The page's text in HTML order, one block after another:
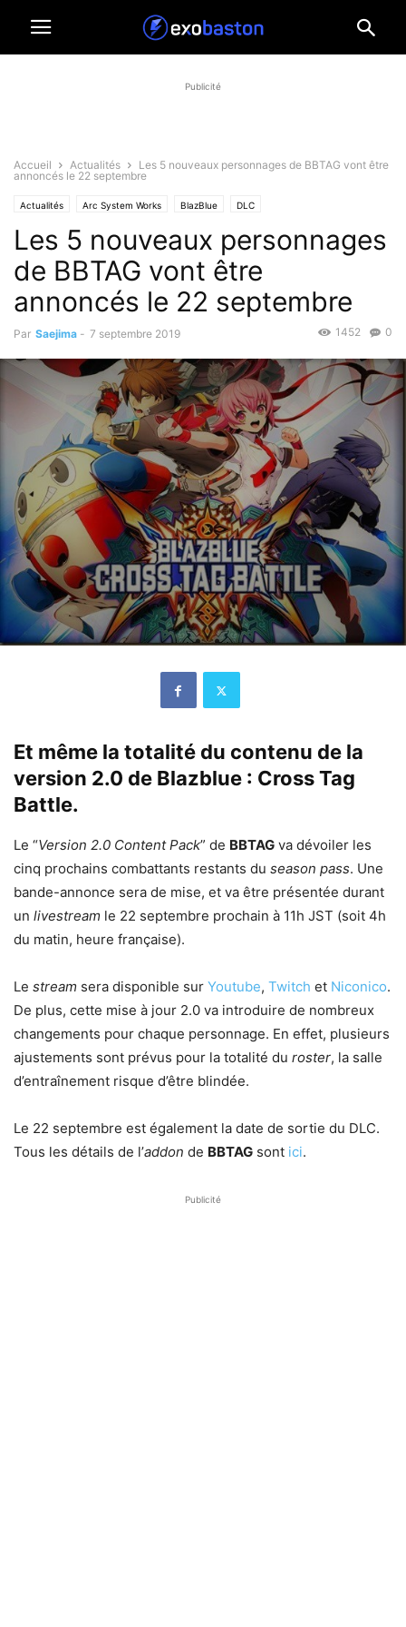
Publicité
Accueil Actualités
Les 5 nouveaux personnages de BBTAG vont être
annoncés le 22 septembre
Actualités Arc System Works BlazBlue DLC
Les 5 nouveaux personnages
de BBTAG vont être
annoncés le 22 septembre
Par Saejima - 7 septembre 2019 0
1452
Et même la totalité du contenu de la
version 2.0 de Blazblue : Cross Tag
Battle.
Le “Version 2.0 Content Pack” de BBTAG va dévoiler les
cinq prochains combattants restants du season pass. Une
bande-annonce sera de mise, et va être présentée durant
un livestream le 22 septembre prochain à 11h JST (soit 4h
du matin, heure française).
Le stream sera disponible sur Youtube, Twitch et Niconico.
De plus, cette mise à jour 2.0 va introduire de nombreux
changements pour chaque personnage. En effet, plusieurs
ajustements sont prévus pour la totalité du roster, la salle
d’entraînement risque d’être blindée.
Le 22 septembre est également la date de sortie du DLC.
Tous les détails de l’addon de BBTAG sont ici.
Publicité